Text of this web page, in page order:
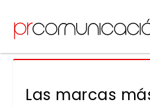
Las marcas